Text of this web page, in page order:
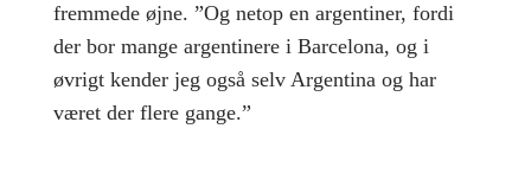
fremmede øjne. ”Og netop en argentiner, fordi
der bor mange argentinere i Barcelona, og i
øvrigt kender jeg også selv Argentina og har
været der flere gange.”